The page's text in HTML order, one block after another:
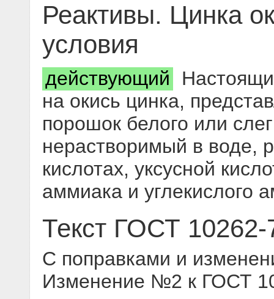
Реактивы. Цинка
условия
действующий
на окись цинка,
порошок белого или
нерастворимый в воде,
кислотах, уксусной
аммиака и углекислого
Текст ГОСТ 10262-
С поправками и
Изменение №2 к ГОСТ